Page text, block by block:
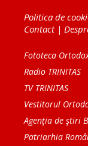
Politica de
Contact|
Fototeca
Radio TRINITAS
TV TRINITAS
Vestitorul
Agenţia de ştiri
Patriarhia